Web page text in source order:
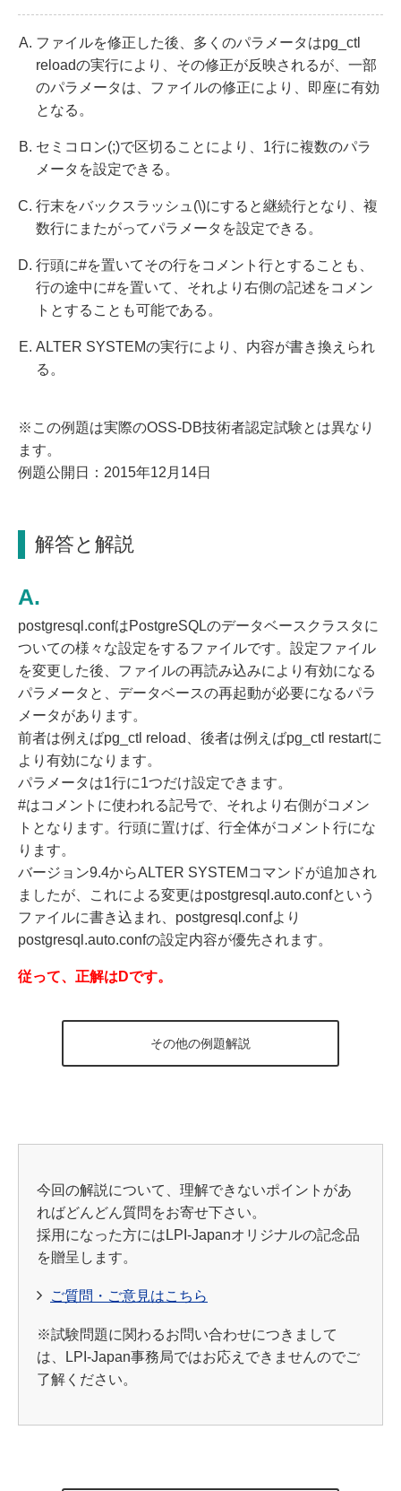
ファイルを修正した後、多くのパラメータはpg_ctl
reloadの実行により、その修正が反映されるが、一部
のパラメータは、ファイルの修正により、即座に有効
となる。
セミコロン(;)で区切ることにより、1行に複数のパラ
メータを設定できる。
行末をバックスラッシュ(\)にすると継続行となり、複
数行にまたがってパラメータを設定できる。
行頭に#を置いてその行をコメント行とすることも、
行の途中に#を置いて、それより右側の記述をコメン
トとすることも可能である。
ALTER SYSTEMの実行により、内容が書き換えられ
る。
※この例題は実際のOSS-DB技術者認定試験とは異なり
ます。
例題公開日：2015年12月14日
解答と解説
postgresql.confはPostgreSQLのデータベースクラスタに
ついての様々な設定をするファイルです。設定ファイル
を変更した後、ファイルの再読み込みにより有効になる
パラメータと、データベースの再起動が必要になるパラ
メータがあります。
前者は例えばpg_ctl reload、後者は例えばpg_ctl restartに
より有効になります。
パラメータは1行に1つだけ設定できます。
#はコメントに使われる記号で、それより右側がコメン
トとなります。行頭に置けば、行全体がコメント行にな
ります。
バージョン9.4からALTER SYSTEMコマンドが追加され
ましたが、これによる変更はpostgresql.auto.confという
ファイルに書き込まれ、postgresql.confより
postgresql.auto.confの設定内容が優先されます。
従って、正解はDです。
その他の例題解説
今回の解説について、理解できないポイントがあ
ればどんどん質問をお寄せ下さい。
採用になった方にはLPI-Japanオリジナルの記念品
を贈呈します。
ご質問・ご意見はこちら
※試験問題に関わるお問い合わせにつきまして
は、LPI-Japan事務局ではお応えできませんのでご
了解ください。